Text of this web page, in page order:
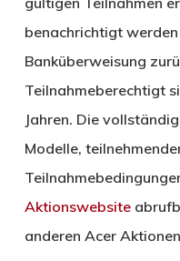
benachrichtigt
Banküberweisung
Teilnahmeberechtigt
Jahren. Die
Modelle,
Aktionswebsite
anderen Acer